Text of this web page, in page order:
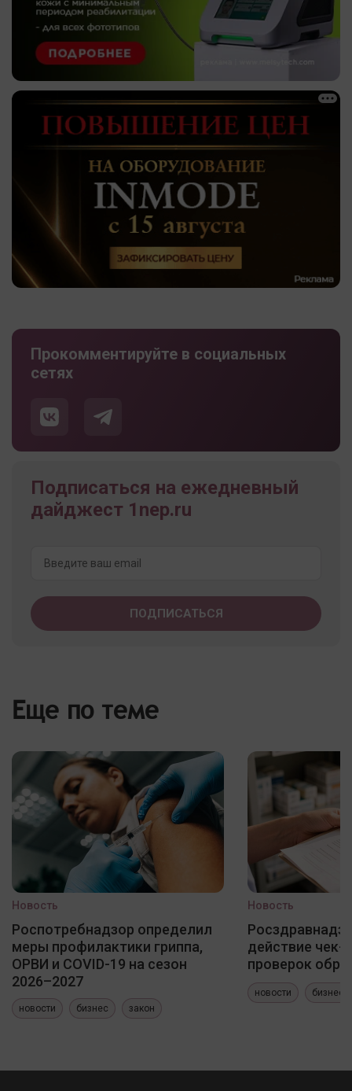
Прокомментируйте в социальных
сетях
Подписаться на ежедневный
дайджест 1nep.ru
Еще по теме
Новость
Роспотребнадзор определил
меры профилактики гриппа,
ОРВИ и COVID-19 на сезон
2026–2027
новости бизнес закон
Новость
действие чек-
проверок
новости бизнес